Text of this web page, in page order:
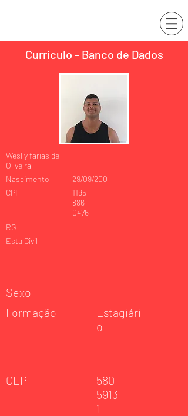
Curriculo - Banco de Dados
Weslly farias de
Oliveira
Nascimento
CPF
RG
Esta Civil
29/09/200
1195
886
0476
Sexo
Formação
Estagiári
o
CEP
580
5913
1